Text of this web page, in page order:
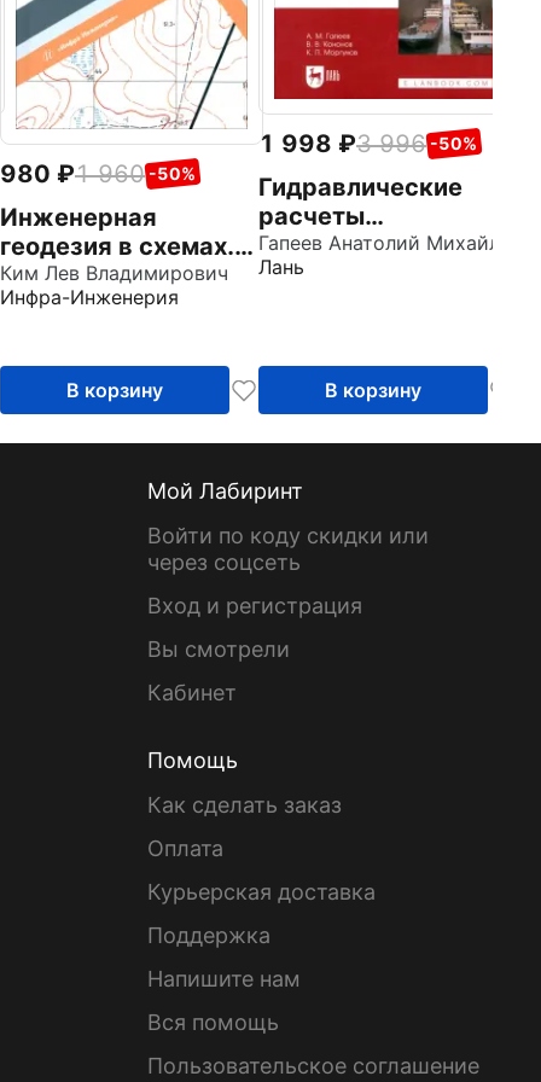
980 1 960 -50%
Инженерная
геодезия в схемах.
Учебное пособие
Ким Лев Владимирович
Инфра-Инженерия
В корзину
1 998 3 996 -50%
Гидравлические
расчеты
судоходных
шлюзов.
Лань
В корзину
Мой Лабиринт
Войти по коду скидки или
через соцсеть
Вход и регистрация
Вы смотрели
Кабинет
Помощь
Как сделать заказ
Оплата
Курьерская доставка
Поддержка
Напишите нам
Вся помощь
Пользовательское соглашение